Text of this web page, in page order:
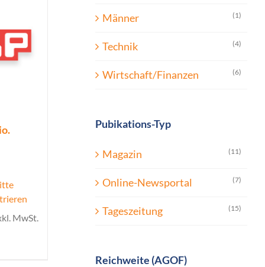
MwSt.
Männer (1)
Technik (4)
Wirtschaft/Finanzen (6)
Pubikations-Typ
Magazin (11)
Online-Newsportal (7)
Tageszeitung (15)
Reichweite (AGOF)